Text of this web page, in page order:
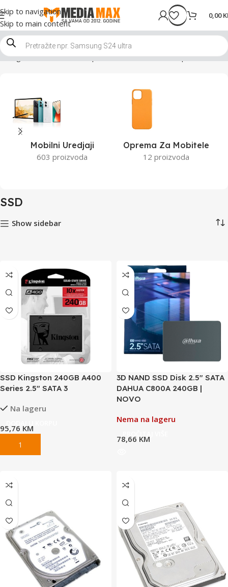
Skip to navigation
Skip to main content
0,00
Trgovina Računari i komponente Računarske komponente SSD
Mobilni Uredjaji
603 proizvoda
Oprema Za Mobitele
12 proizvoda
SSD
Show sidebar
SSD Kingston 240GB A400
Series 2.5″ SATA 3
Na lageru
95,76 KM
3D NAND SSD Disk 2.5″ SATA
DAHUA C800A 240GB |
NOVO
Nema na lageru
78,66 KM